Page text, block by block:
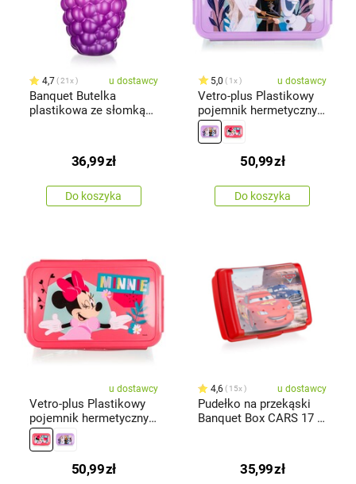
4,7 21x u dostawcy
Banquet Butelka
plastikowa ze słomką
36,99zł
Do koszyka
5,0 1x u dostawcy
Vetro-plus Plastikowy
pojemnik hermetyczny
FROZEN1,19 l
50,99zł
Do koszyka
u dostawcy
Vetro-plus Plastikowy
pojemnik hermetyczny
MINNIE1,19 l
50,99zł
4,6 15x u dostawcy
Pudełko na przekąski
Banquet Box CARS 17 x
35,99zł